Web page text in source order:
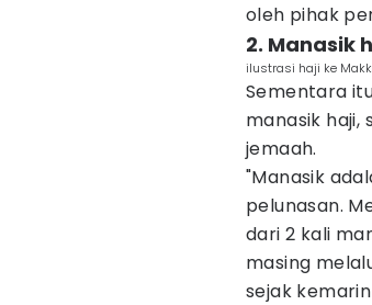
oleh pihak
2. Manasik
ilustrasi haji ke
Sementara
manasik
jemaah.
"Manasik
pelunasan.
dari 2 kali
masing
sejak